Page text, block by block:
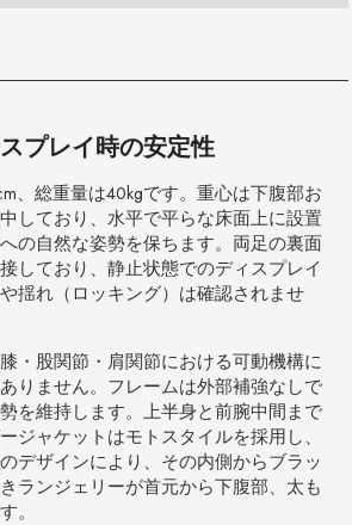
ル
Black
Lingerie
Dark
Leather
Jacket
Moto
Style
–
プレイ時の安定性
、総重量は40kgです。重心は下腹部お
しており、水平で平らな床面上に設置
の自然な姿勢を保ちます。両足の裏面
しており、静止状態でのディスプレイ
揺れ（ロッキング）は確認されませ
・股関節・肩関節における可動機構に
りません。フレームは外部補強なしで
を維持します。上半身と前腕中間まで
ジャケットはモトスタイルを採用し、
デザインにより、その内側からブラッ
ランジェリーが首元から下腹部、太も
。